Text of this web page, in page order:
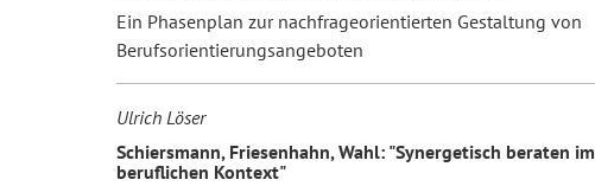
Ein Phasenplan zur nachfrageorientierten Gestaltung von
Berufsorientierungsangeboten
Ulrich Löser
Schiersmann, Friesenhahn, Wahl: "Synergetisch beraten im
beruflichen Kontext"